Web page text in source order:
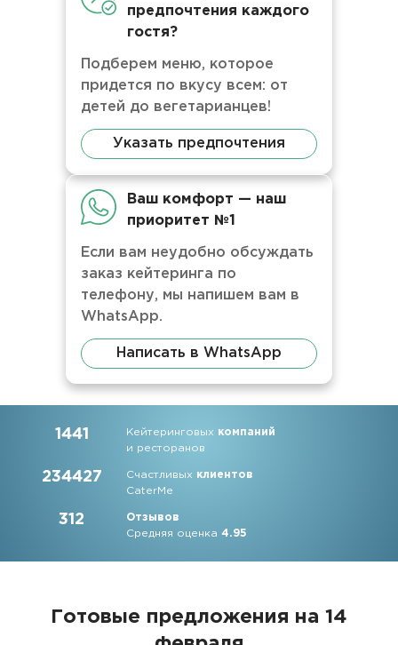
предпочтения каждого
гостя?
Подберем меню, которое
придется по вкусу всем: от
детей до вегетарианцев!
Указать предпочтения
Ваш комфорт — наш
приоритет №1
Если вам неудобно обсуждать
заказ кейтеринга по
телефону, мы напишем вам в
WhatsApp.
Написать в WhatsApp
1441 Кейтеринговых компаний
и ресторанов
234427 Счастливых клиентов
CaterMe
312
Отзывов
Средняя оценка4.95
Готовые предложения на 14